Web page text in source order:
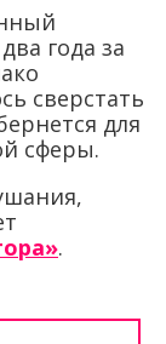
года за
сверстать
для
сферы.
.